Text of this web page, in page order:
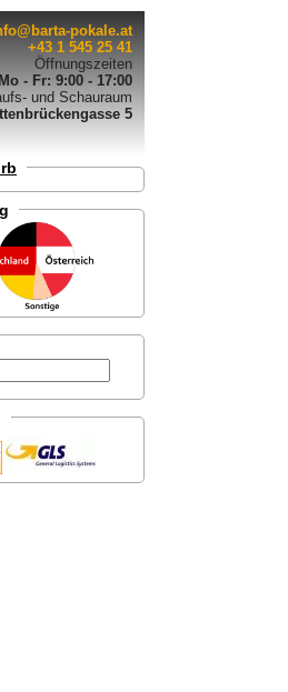
pokale.at
+43 1 545 25 41
Öffnungszeiten
Mo - Fr: 9:00 - 17:00
und Schauraum
5